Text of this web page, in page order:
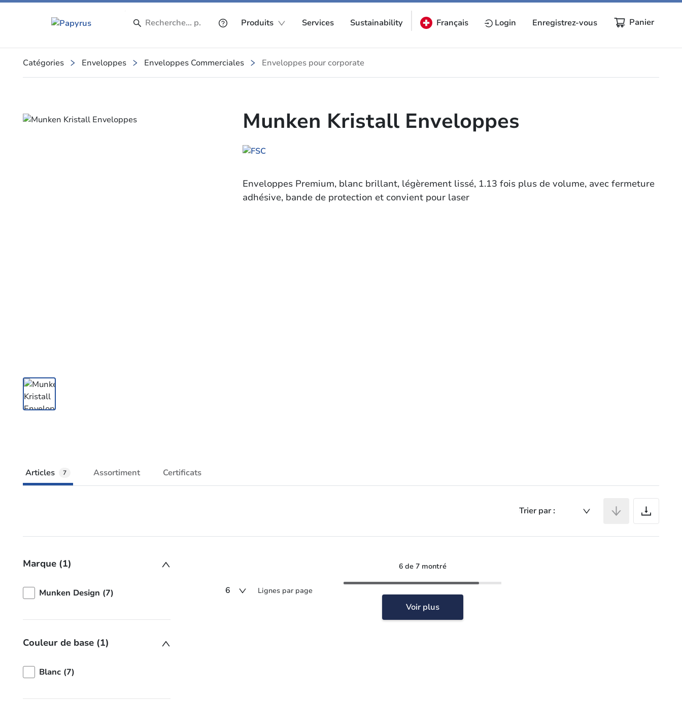
Produits Services Sustainability Français Login Enregistrez-vous Panier
Catégories Enveloppes Enveloppes Commerciales Enveloppes pour corporate
Slide 1 of 1 Munken Kristall Enveloppes
Enveloppes Premium, blanc brillant, légèrement lissé, 1.13 fois plus de volume, avec fermeture
adhésive, bande de protection et convient pour laser
Articles 7 Assortiment Certificats
Trier par :
Marque (1)
Munken Design (7)
Couleur de base (1)
Blanc (7)
6 Lignes par page
6 de 7 montré
Voir plus